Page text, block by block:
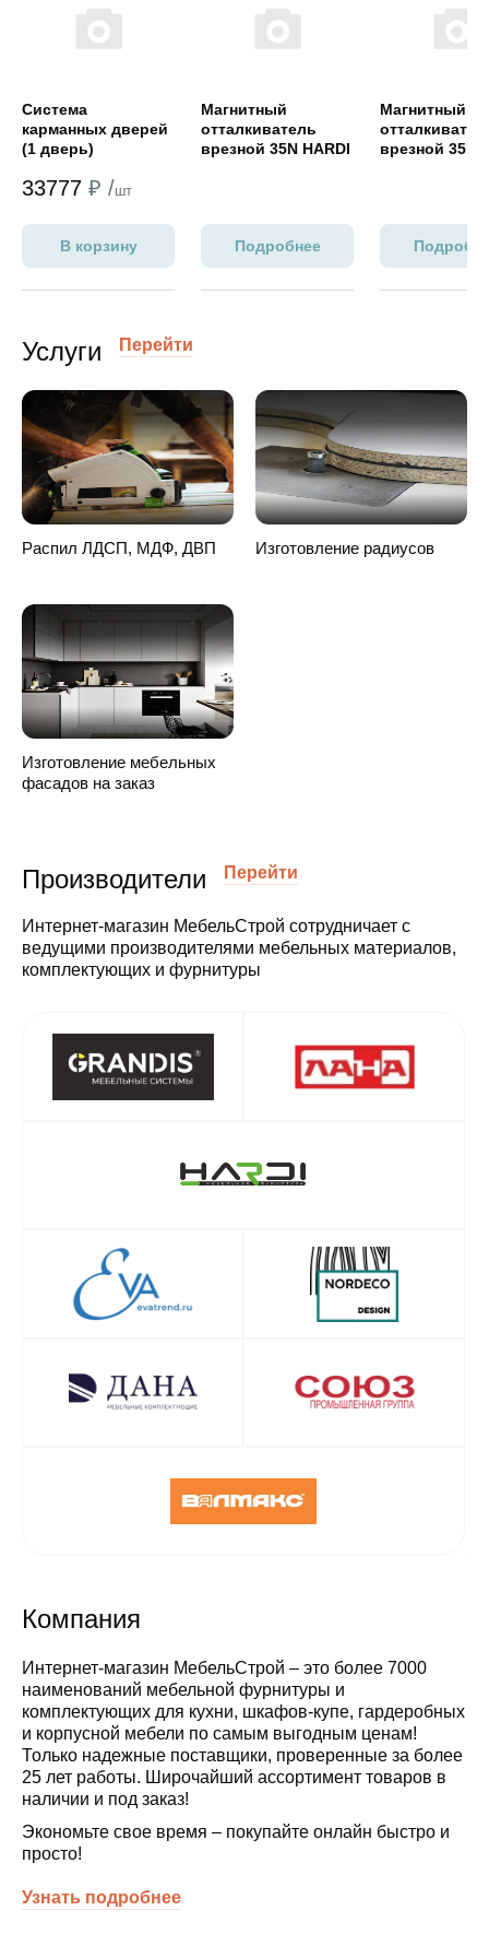
Система
карманных дверей
(1 дверь)
33777 ₽ /шт
В корзину
Магнитный
отталкиватель
врезной 35N HARDI
Подробнее
Магнитный
врезной 35N
Услуги Перейти
Распил ЛДСП, МДФ, ДВП
Переход на страницу услуги
Изготовление радиусов
Переход на страницу услуги
Изготовление мебельных
фасадов на заказ
Переход на страницу услуги
Производители Перейти
Интернет-магазин МебельСтрой сотрудничает с
ведущими производителями мебельных материалов,
комплектующих и фурнитуры
Компания
Интернет-магазин МебельСтрой – это более 7000
наименований мебельной фурнитуры и
комплектующих для кухни, шкафов-купе, гардеробных
и корпусной мебели по самым выгодным ценам!
Только надежные поставщики, проверенные за более
25 лет работы. Широчайший ассортимент товаров в
наличии и под заказ!
Экономьте свое время – покупайте онлайн быстро и
просто!
Узнать подробнее